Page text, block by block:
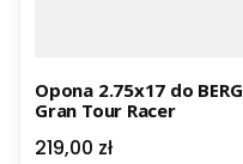
Opona 2.75x17 do BERG
Gran Tour Racer
Cena
219,00 zł